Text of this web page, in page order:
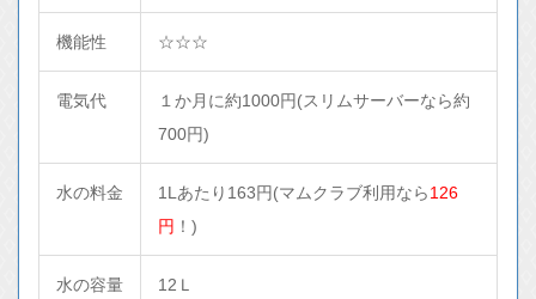
機能性 ☆☆☆
電気代
１か月に約1000円(スリムサーバーなら約
700円)
水の料金 1Lあたり163円(マムクラブ利用なら126
円 ！)
水の容量 12Ｌ